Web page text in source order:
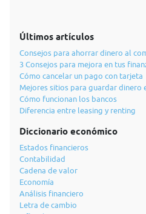
Últimos artículos
Consejos para ahorrar dinero al
3 Consejos para mejora en tus
Cómo cancelar un pago con tarjeta
Mejores sitios para guardar dinero
Cómo funcionan los bancos
Diferencia entre leasing y renting
Diccionario económico
Estados financieros
Contabilidad
Cadena de valor
Economía
Análisis financiero
Letra de cambio